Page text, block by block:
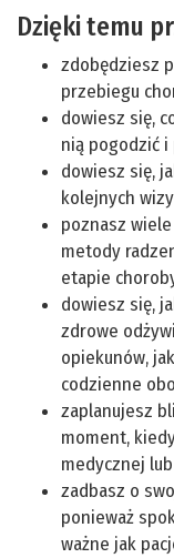
Dzięki temu
zdobędziesz
przebiegu
dowiesz się,
nią pogodzić i
dowiesz się,
kolejnych
poznasz
metody
etapie
dowiesz się,
zdrowe
opiekunów,
codzienne
zaplanujesz
moment,
medycznej
zadbasz o
ponieważ
ważne jak